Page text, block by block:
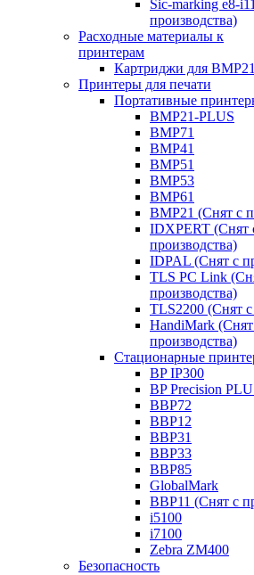
Sic-marking e8-
производства)
Расходные материалы к
принтерам
Картриджи для BMP21
Принтеры для печати
Портативные
BMP21-PLUS
BMP71
BMP41
BMP51
BMP53
BMP61
BMP21 (Снят с
IDXPERT (Снят
производства)
IDPAL (Снят с
TLS PC Link
производства)
TLS2200 (Снят с
HandiMark
производства)
Стационарные
BP IP300
BP Precision
BBP72
BBP12
BBP31
BBP33
BBP85
GlobalMark
BBP11 (Снят с
i5100
i7100
Zebra ZM400
Безопасность